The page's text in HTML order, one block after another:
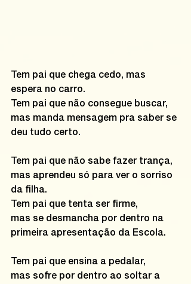
Tem pai que chega cedo, mas
espera no carro.
Tem pai que não consegue buscar,
mas manda mensagem pra saber se
deu tudo certo.
Tem pai que não sabe fazer trança,
mas aprendeu só para ver o sorriso
da filha.
Tem pai que tenta ser firme,
mas se desmancha por dentro na
primeira apresentação da Escola.
Tem pai que ensina a pedalar,
mas sofre por dentro ao soltar a